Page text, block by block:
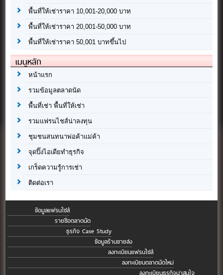
พื้นที่ให้เช่าราคา 10,001-20,000 บาท
พื้นที่ให้เช่าราคา 20,001-50,000 บาท
พื้นที่ให้เช่าราคา 50,001 บาทขึ้นไป
เมนูหลัก
หน้าแรก
รวมข้อมูลตลาดนัด
พื้นที่เช่า พื้นที่ให้เช่า
รวมแฟรนไชส์น่าลงทุน
ชุมชนสนทนาพ่อค้าแม่ค้า
จุดปิ๊งไอเดียทำธุรกิจ
เกร็ดความรู้การเช่า
ติดต่อเรา
ข้อมูลแฟรนไชส์
รายชื่อตลาดนัด
ธุรกิจ Case Study
ข้อมูลร้านขายส่ง
ลงทะเบียนแฟรนไชส์
ลงทะเบียนตลาดนัดใหม่
ลงทะเบียนธุรกิจน่าสนใจ